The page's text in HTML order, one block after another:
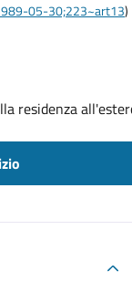
05-30;223~art13)
residenza